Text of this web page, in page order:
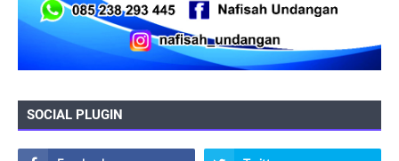
SOCIAL PLUGIN